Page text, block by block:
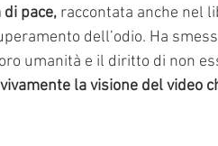
pace, raccontata anche nel
dell’odio. Ha
umanità e il diritto di non
la visione del video